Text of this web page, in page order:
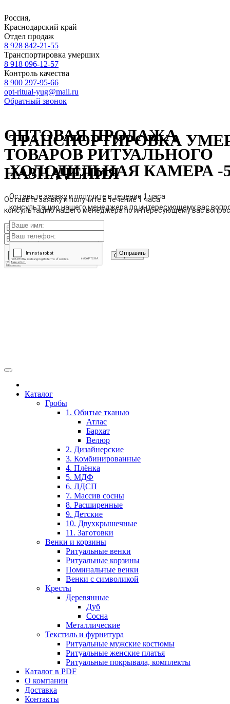
Россия,
Краснодарский край
Отдел продаж
8 928 842-21-55
Транспортировка умерших
8 918 096-12-57
Контроль качества
8 900 297-95-66
opt-ritual-yug@mail.ru
Обратный звонок
ОПТОВАЯ ПРОДАЖА
ТОВАРОВ РИТУАЛЬНОГО
НАЗНАЧЕНИЯ
Оставьте заявку и получите в течение 1 часа
консультацию нашего менеджера по интересующему вас вопрос
ТРАНСПОРТИРОВКА
ХОЛОДИЛЬНАЯ КАМЕРА -
Оставьте заявку и получите в течение 1 часа
консультацию нашего менеджера по интересующему вас
Каталог
Гробы
1. Обитые тканью
Атлас
Бархат
Велюр
2. Дизайнерские
3. Комбинированные
4. Плёнка
5. МДФ
6. ЛДСП
7. Массив сосны
8. Расширенные
9. Детские
10. Двухкрышечные
11. Заготовки
Венки и корзины
Ритуальные венки
Ритуальные корзины
Поминальные венки
Венки с символикой
Кресты
Деревянные
Дуб
Сосна
Металлические
Текстиль и фурнитура
Ритуальные мужские костюмы
Ритуальные женские платья
Ритуальные покрывала, комплекты
Каталог в PDF
О компании
Доставка
Контакты